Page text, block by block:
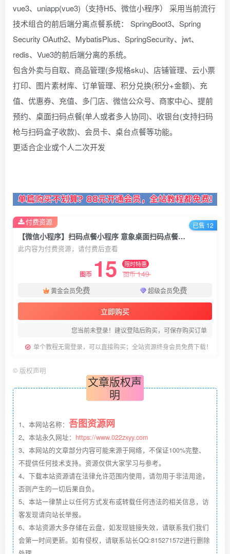
vue3、uniapp(vue3)（支持H5、微信小程序） 采用当前流行
技术组合的前后端分离点餐系统： SpringBoot3、Spring
Security OAuth2、MybatisPlus、SpringSecurity、jwt、
redis、Vue3的前后端分离的系统。
包含外卖与自取、商品管理(多规格sku)、店铺管理、云小票
打印、图片素材库、订单管理、积分兑换(积分+金额)、充
值、优惠券、充值、多门店、微信公众号、商家中心、提前
预约、桌面扫码点餐(单人或者多人协同)、收银台(支持扫码
枪与扫码盒子收款)、会员卡、桌台点餐等功能。
更适合企业或个人二次开发
【微信小程序】扫码点餐小程序 意象桌面扫码点餐小程序系统_开源
此内容为付费资源，请付费后查看
图币 15 限时特惠
图币149
黄金会员免费 超级会员免费
立即购买
您当前未登录！建议登陆后购买，可保存购买订单
单个教程无需登录，可以直接购买；全站资源终身会员免费下载！
付费资源 已售 12
© 版权声明
文章版权声
明
1、本网站名称： 吾图资源网
2、本站永久网址： https://www.022zxyy.com
3、本网站的文章部分内容可能来源于网络，不保证100%完整、
不提供任何技术支持。资源仅供大家学习与参考。
4、下载本站资源请在法律允许范围内使用，请勿用于非法用途，
否则产生的一切后果自负。
5、本站一律禁止以任何方式发布或转载任何违法的相关信息，访
客发现请向站长举报。
6、本站资源大多存储在云盘，如发现链接失效，请联系我们我们
会第一时间更新。如有侵权，请联系站长QQ:815271572进行删除